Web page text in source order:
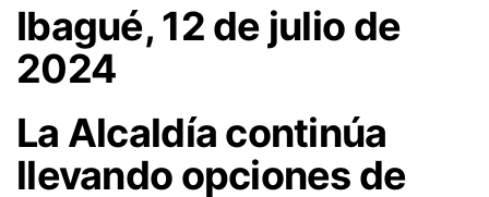
Ibagué, 12 de julio de
2024
La Alcaldía continúa
llevando opciones de